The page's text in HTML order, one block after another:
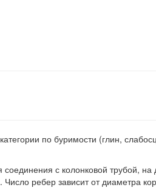
по буримости (глин,
с колонковой трубой, на
ребер зависит от диаметра